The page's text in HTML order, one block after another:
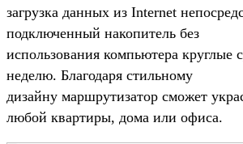
загрузка данных из Internet
подключенный накопитель без
использования компьютера круглые
неделю. Благодаря стильному
дизайну маршрутизатор сможет
любой квартиры, дома или офиса.